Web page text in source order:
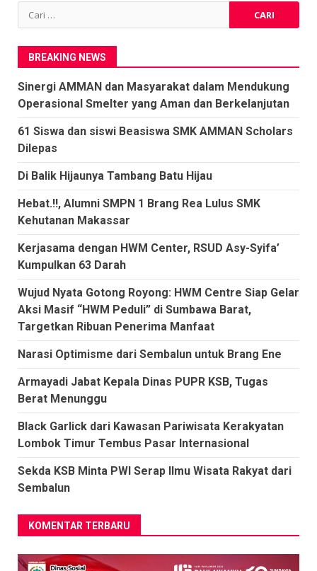
Cari
untuk:
BREAKING NEWS
Sinergi AMMAN dan Masyarakat dalam Mendukung
Operasional Smelter yang Aman dan Berkelanjutan
61 Siswa dan siswi Beasiswa SMK AMMAN Scholars
Dilepas
Di Balik Hijaunya Tambang Batu Hijau
Hebat.!!, Alumni SMPN 1 Brang Rea Lulus SMK
Kehutanan Makassar
Kerjasama dengan HWM Center, RSUD Asy-Syifa’
Kumpulkan 63 Darah
Wujud Nyata Gotong Royong: HWM Centre Siap Gelar
Aksi Masif “HWM Peduli” di Sumbawa Barat,
Targetkan Ribuan Penerima Manfaat
Narasi Optimisme dari Sembalun untuk Brang Ene
Armayadi Jabat Kepala Dinas PUPR KSB, Tugas
Berat Menunggu
Black Garlick dari Kawasan Pariwisata Kerakyatan
Lombok Timur Tembus Pasar Internasional
Sekda KSB Minta PWI Serap Ilmu Wisata Rakyat dari
Sembalun
KOMENTAR TERBARU